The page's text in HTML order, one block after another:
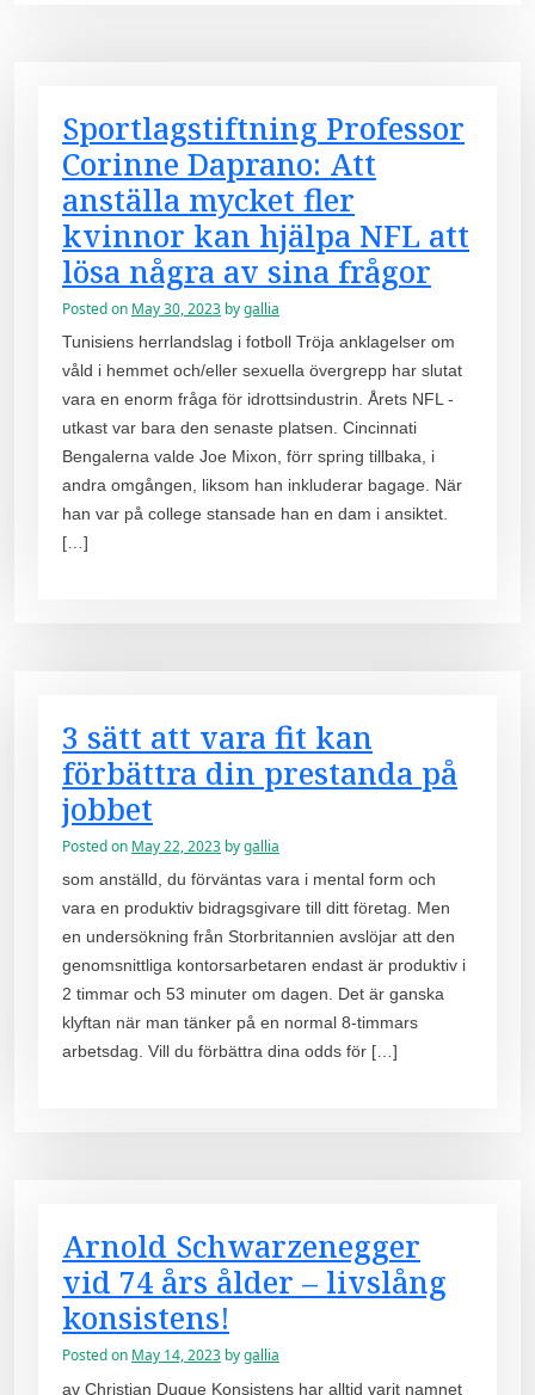
Sportlagstiftning Professor
Corinne Daprano: Att
anställa mycket fler
kvinnor kan hjälpa NFL att
lösa några av sina frågor
Posted on May 30, 2023 bygallia
Tunisiens herrlandslag i fotboll Tröja anklagelser om
våld i hemmet och/eller sexuella övergrepp har slutat
vara en enorm fråga för idrottsindustrin. Årets NFL -
utkast var bara den senaste platsen. Cincinnati
Bengalerna valde Joe Mixon, förr spring tillbaka, i
andra omgången, liksom han inkluderar bagage. När
han var på college stansade han en dam i ansiktet.
[…]
3 sätt att vara fit kan
förbättra din prestanda på
jobbet
Posted on May 22, 2023 bygallia
som anställd, du förväntas vara i mental form och
vara en produktiv bidragsgivare till ditt företag. Men
en undersökning från Storbritannien avslöjar att den
genomsnittliga kontorsarbetaren endast är produktiv i
2 timmar och 53 minuter om dagen. Det är ganska
klyftan när man tänker på en normal 8-timmars
arbetsdag. Vill du förbättra dina odds för […]
Arnold Schwarzenegger
vid 74 års ålder – livslång
konsistens!
Posted on May 14, 2023 bygallia
av Christian Duque Konsistens har alltid varit namnet